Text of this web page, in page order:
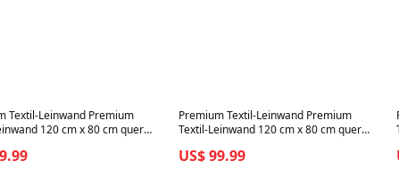
days
Textil-Leinwand Premium
120 cm x 80 cm quer
Best in 7 days
Premium Textil-Leinwand Premium
Textil-Leinwand 120 cm x 80 cm quer
US$ 99.99